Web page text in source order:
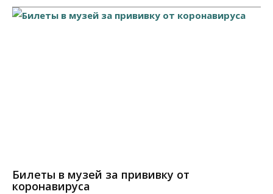
Билеты в музей за прививку от
коронавируса